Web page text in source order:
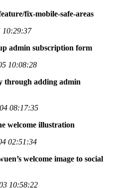
fix-mobile-safe-areas
10:29:37
admin subscription form
10:08:28
through adding admin
08:17:35
welcome illustration
02:51:34
welcome image to social
10:58:22